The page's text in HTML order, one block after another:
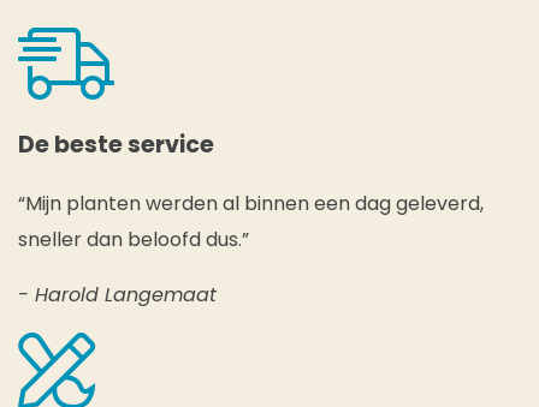
De beste service
“Mijn planten werden al binnen een dag geleverd,
sneller dan beloofd dus.”
- Harold Langemaat